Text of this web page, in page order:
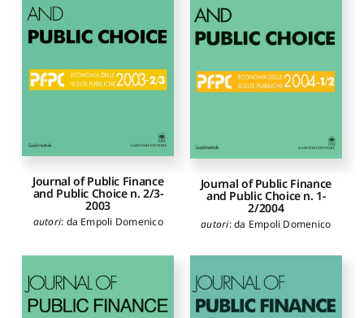
Journal of Public Finance
and Public Choice n. 2/3-
2003
autori: da Empoli Domenico
Journal of Public Finance
and Public Choice n. 1-
2/2004
autori:da Empoli Domenico